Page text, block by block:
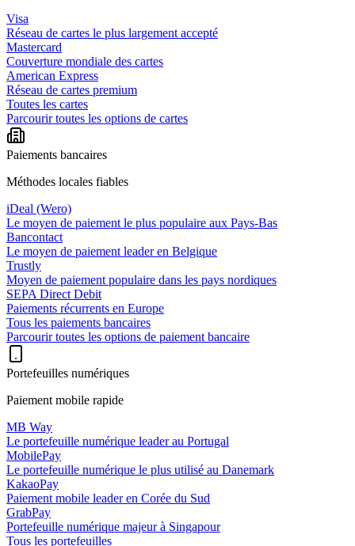
Visa
Réseau de cartes le plus largement accepté
Mastercard
Couverture mondiale des cartes
American Express
Réseau de cartes premium
Toutes les cartes
Parcourir toutes les options de cartes
Paiements bancaires
Méthodes locales fiables
iDeal (Wero)
Le moyen de paiement le plus populaire aux Pays-Bas
Bancontact
Le moyen de paiement leader en Belgique
Trustly
Moyen de paiement populaire dans les pays nordiques
SEPA Direct Debit
Paiements récurrents en Europe
Tous les paiements bancaires
Parcourir toutes les options de paiement bancaire
Portefeuilles numériques
Paiement mobile rapide
MB Way
Le portefeuille numérique leader au Portugal
MobilePay
Le portefeuille numérique le plus utilisé au Danemark
KakaoPay
Paiement mobile leader en Corée du Sud
GrabPay
Portefeuille numérique majeur à Singapour
Tous les portefeuilles